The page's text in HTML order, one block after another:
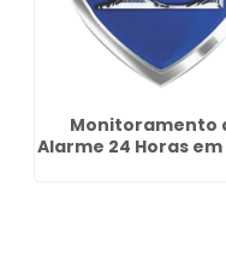
Monitoramento
Alarme 24 Horas